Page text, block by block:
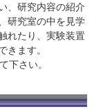
、研究内容の紹介
研究室の中を見学
れたり、実験装置
きます。
下さい。